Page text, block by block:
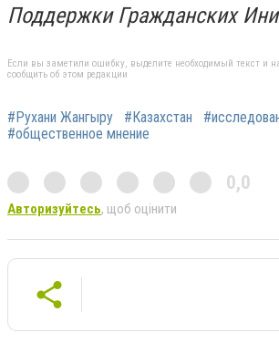
Поддержки Гражданских
Если вы заметили ошибку, выделите необходимый текст и
сообщить об этом редакции
#Рухани Жангыру #Казахстан
#общественное мнение
0,0
Авторизуйтесь, щоб оцінити